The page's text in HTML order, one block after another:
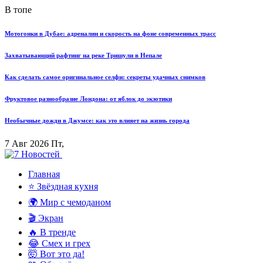
В топе
Мотогонки в Дубае: адреналин и скорость на фоне современных трасс
Захватывающий рафтинг на реке Тришули в Непале
Как сделать самое оригинальное селфи: секреты удачных снимков
Фруктовое разнообразие Лондона: от яблок до экзотики
Необычные дожди в Джумсе: как это влияет на жизнь города
7 Авг 2026 Пт,
Главная
⭐ Звёздная кухня
🌍 Мир с чемоданом
🎬 Экран
🔥 В тренде
😂 Смех и грех
🤯 Вот это да!